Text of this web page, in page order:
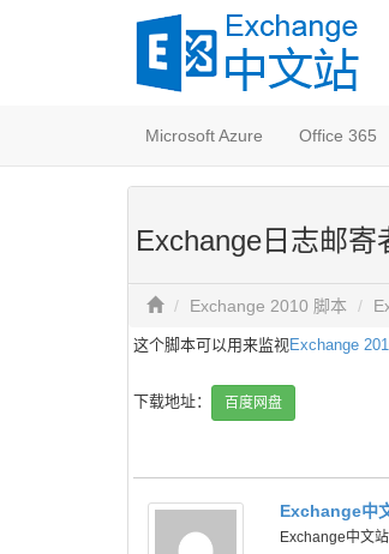
Microsoft Azure Office 365
Exchange日志邮寄
Exchange 2010 脚本
这个脚本可以用来监视Exchange
下载地址： 百度网盘
Exchange中
Exchange中文